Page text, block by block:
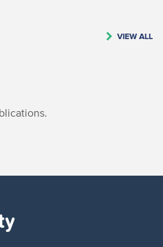
VIEW ALL